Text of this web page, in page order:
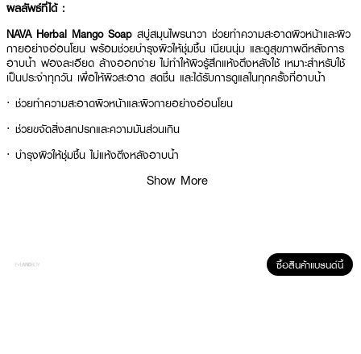
ผลลัพธ์ที่ได้ :
NAVA Herbal Mango Soap สบู่สมุนไพรนาวา ช่วยทำความสะอาดผิวหน้าและผิว
กายอย่างอ่อนโยน พร้อมช่วยบำรุงผิวให้ชุ่มชื้น เนียนนุ่ม และดูสุขภาพดีหลังการ
อาบน้ำ ฟองละเอียด ล้างออกง่าย ไม่ทำให้ผิวรู้สึกแห้งตึงหลังใช้ เหมาะสำหรับใช้
เป็นประจำทุกวัน เพื่อให้ผิวสะอาด สดชื่น และได้รับการดูแลในทุกครั้งที่อาบน้ำ
· ช่วยทำความสะอาดผิวหน้าและผิวกายอย่างอ่อนโยน
· ช่วยขจัดสิ่งสกปรกและความมันส่วนเกิน
· บำรุงผิวให้ชุ่มชื้น ไม่แห้งตึงหลังอาบน้ำ
· ช่วยให้ผิวเนียนนุ่มและสัมผัสเรียบลื่นShow More
ซื้อสินค้าแบรนด์นี้